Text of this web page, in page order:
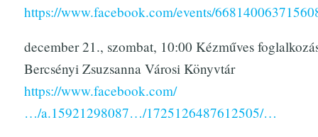
https://www.facebook.com/events/
december 21., szombat, 10:00 Kézműves
Bercsényi Zsuzsanna Városi Könyvtár
https://www.facebook.com/
…/a.15921298087…/1725126487612505/…